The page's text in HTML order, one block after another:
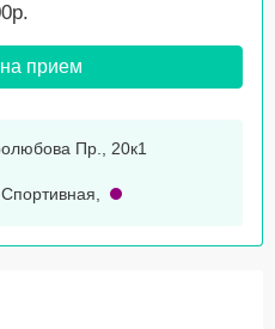
прием
Пр., 20к1
Спортивная,